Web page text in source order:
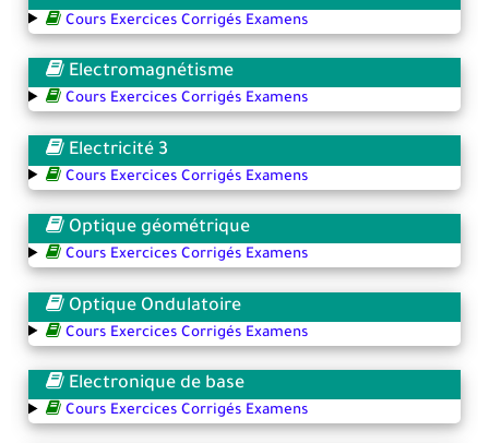
Cours Exercices Corrigés Examens
Electromagnétisme
Cours Exercices Corrigés Examens
Electricité 3
Cours Exercices Corrigés Examens
Optique géométrique
Cours Exercices Corrigés Examens
Optique Ondulatoire
Cours Exercices Corrigés Examens
Electronique de base
Cours Exercices Corrigés Examens